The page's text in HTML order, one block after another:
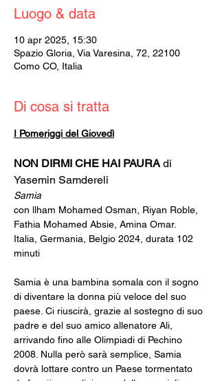
Luogo & data
10 apr 2025, 15:30
Spazio Gloria, Via Varesina, 72, 22100
Como CO, Italia
Di cosa si tratta
I Pomeriggi del Giovedì
NON DIRMI CHE HAI PAURA di
Yasemin Samdereli
Samia
con llham Mohamed Osman, Riyan Roble,
Fathia Mohamed Absie, Amina Omar.
Italia, Germania, Belgio 2024, durata 102
minuti
Samia è una bambina somala con il sogno
di diventare la donna più veloce del suo
paese. Ci riuscirà, grazie al sostegno di suo
padre e del suo amico allenatore Ali,
arrivando fino alle Olimpiadi di Pechino
2008. Nulla però sarà semplice, Samia
dovrà lottare contro un Paese tormentato